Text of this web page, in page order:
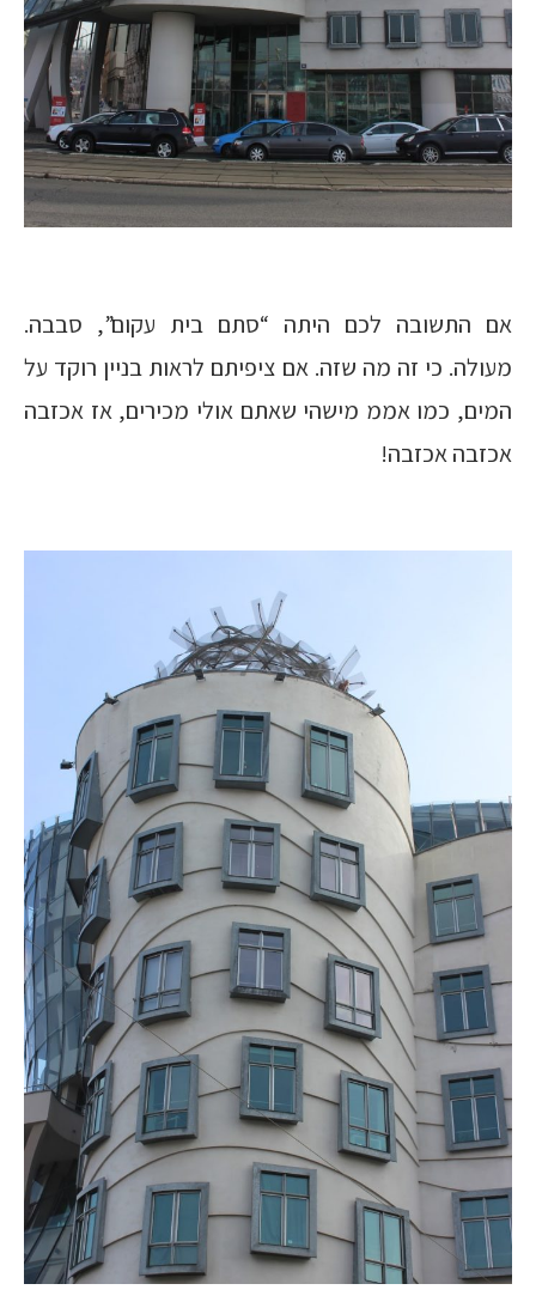
אם התשובה לכם היתה “סתם בית עקום”, סבבה.
מעולה. כי זה מה שזה. אם ציפיתם לראות בניין רוקד על
המים, כמו אממ מישהי שאתם אולי מכירים, אז אכזבה
אכזבה אכזבה!